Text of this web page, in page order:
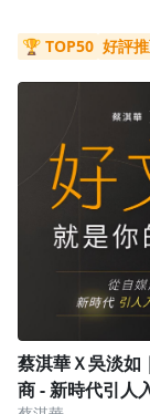
🏆 TOP50 好評
蔡淇華Ｘ吳淡如
商 - 新時代引人